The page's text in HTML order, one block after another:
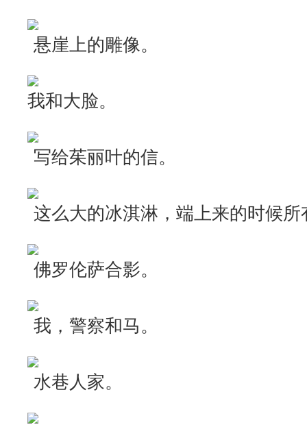
悬崖上的雕像。
我和大脸。
写给茱丽叶的信。
这么大的冰淇淋，端上来的时候
佛罗伦萨合影。
我，警察和马。
水巷人家。